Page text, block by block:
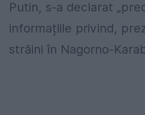
Putin, s-a declarat
informațiile privind,
străini în Nagorno-